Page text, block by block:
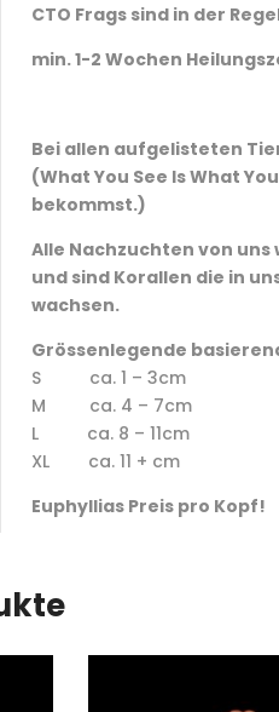
CTO Frags sind in der
min. 1-2 Wochen
Bei allen aufgelisteten
(What You See Is What
bekommst.)
Alle Nachzuchten von
und sind Korallen die in
wachsen.
Grössenlegende
S ca. 1 – 3cm
M ca. 4 – 7cm
L ca. 8 – 11cm
XL ca. 11 + cm
Euphyllias Preis pro Kopf!